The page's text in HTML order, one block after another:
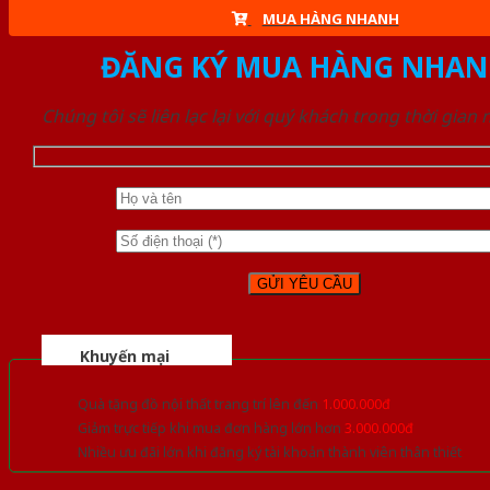
MUA HÀNG NHANH
ĐĂNG KÝ MUA HÀNG
Chúng tôi sẽ liên lạc lại với quý khách trong thời gian
Khuyến mại
Quà tặng đồ nội thất trang trí lên đến 1.000.000đ
Giảm trực tiếp khi mua đơn hàng lớn hơn 3.000.000đ
Nhiều ưu đãi lớn khi đăng ký tài khoản thành viên thân thiết